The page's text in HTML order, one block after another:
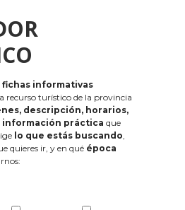
fichas informativas
recurso turístico de la provincia
descripción, horarios,
información práctica que
lo que estás buscando,
quieres ir, y en qué época